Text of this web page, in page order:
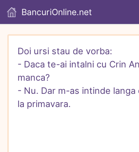
BancuriOnline.net
Doi ursi stau de vorba:
- Daca te-ai intalni cu Crin
manca?
- Nu. Dar m-as intinde langa
la primavara.